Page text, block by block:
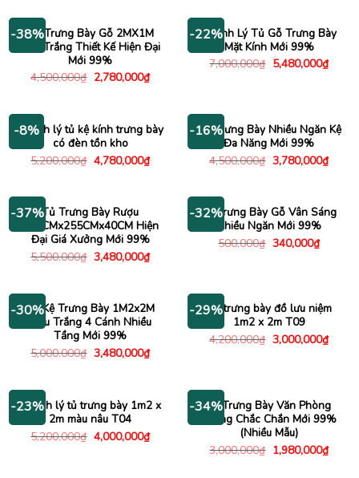
1,380,000₫.
-38%Tủ Trưng Bày Gỗ 2MX1M
Màu Trắng Thiết Kế Hiện Đại
Mới 99%
4,500,000₫ Giá
gốc
2,780,000₫Giá
hiện
2,780,000₫.
-22%
Thanh Lý Tủ Gỗ Trưng Bày
Mặt Kính Mới 99%
7,000,000₫ Giá
gốc
5,480,000₫Giá
hiện
-8%
Thanh lý tủ kệ kính trưng bày
có đèn tồn kho
5,200,000₫ Giá
gốc
4,780,000₫Giá
hiện
4,780,000₫.
-16%
Tủ Trưng Bày Nhiều Ngăn Kệ
Đa Năng Mới 99%
4,500,000₫ Giá
gốc
3,780,000₫Giá
hiện
-37%Tủ Trưng Bày Rượu
117CMx255CMx40CM Hiện
Đại Giá Xưởng Mới 99%
5,500,000₫ Giá
gốc
3,480,000₫Giá
hiện
3,480,000₫.
-32%
Kệ Trưng Bày Gỗ Vân Sáng
Nhiều Ngăn Mới 99%
500,000₫ Giá
340,000₫Giá
hiện
-30%
Tủ Kệ Trưng Bày 1M2x2M
Màu Trắng 4 Cánh Nhiều
Tầng Mới 99%
5,000,000₫ Giá
gốc
3,480,000₫Giá
hiện
3,480,000₫.
-29%Tủ trưng bày đồ lưu niệm
1m2 x 2m T09
4,200,000₫ Giá
gốc
3,000,000₫Giá
hiện
-23%
Thanh lý tủ trưng bày 1m2 x
2m màu nâu T04
5,200,000₫ Giá
gốc
4,000,000₫Giá
hiện
-34%Kệ Trưng Bày Văn Phòng
Khung Chắc Chắn Mới 99%
(Nhiều Mẫu)
3,000,000₫ Giá
gốc
1,980,000₫Giá
hiện